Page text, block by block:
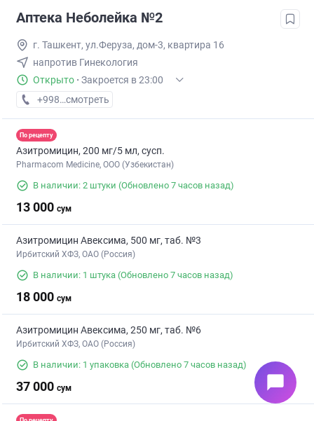
Аптека Неболейка №2
г. Ташкент, ул.Феруза, дом-3, квартира 16
напротив Гинекология
Открыто · Закроется в 23:00
+998 (71) XXX-XX-XX
смотреть
По рецепту
Азитромицин, 200 мг/5 мл, сусп.
Pharmacom Medicine, OOO (Узбекистан)
В наличии: 2 штуки (Обновлено 7 часов назад)
13 000 сум
Азитромицин Авексима, 500 мг, таб. №3
Ирбитский ХФЗ, ОАО (Россия)
В наличии: 1 штука (Обновлено 7 часов назад)
18 000 сум
Азитромицин Авексима, 250 мг, таб. №6
Ирбитский ХФЗ, ОАО (Россия)
В наличии: 1 упаковка (Обновлено 7 часов назад)
37 000 сум chat_bubble